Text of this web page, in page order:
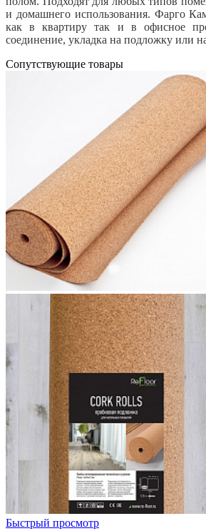
и домашнего использования. Фарго
как в квартиру так и в офисное
соединение, укладка на подложку или
Cопутствующие товары
Быстрый просмотр